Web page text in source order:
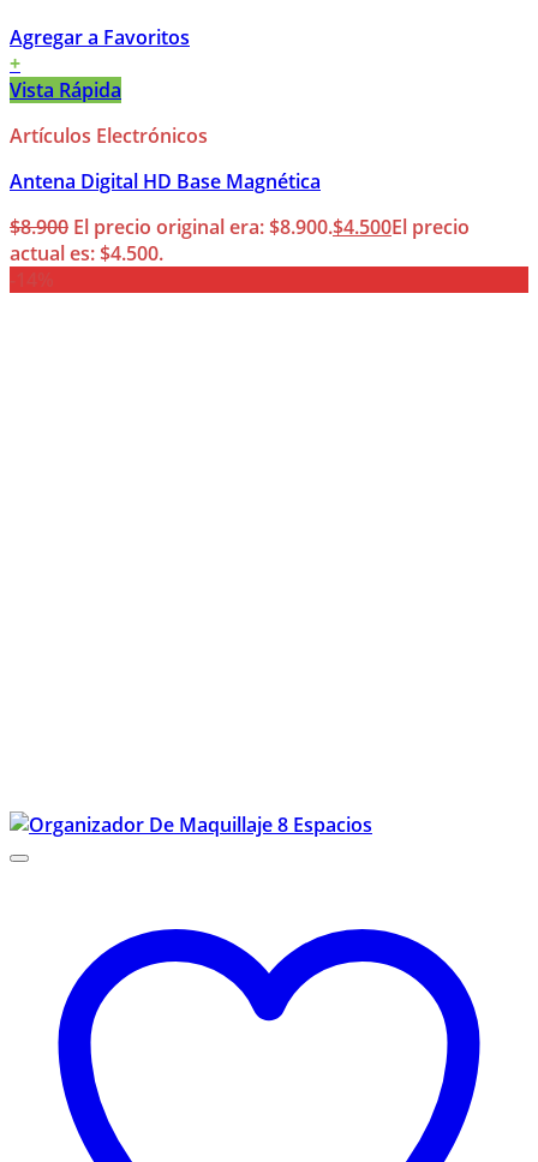
Agregar a Favoritos
+
Vista Rápida
Artículos Electrónicos
Antena Digital HD Base Magnética
$8.900 El precio original era: $8.900.$4.500El precio
actual es: $4.500.